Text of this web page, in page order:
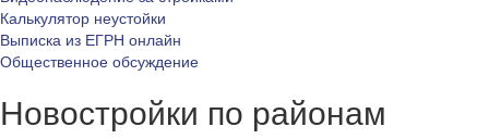
Калькулятор неустойки
Выписка из ЕГРН онлайн
Общественное обсуждение
Новостройки по районам